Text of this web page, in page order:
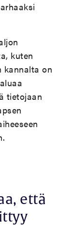
kuten
kannalta on
tietojaan
että